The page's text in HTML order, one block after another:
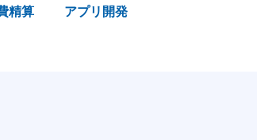
精算 アプリ開発